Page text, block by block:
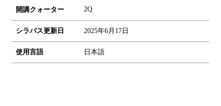
開講クォーター 2Q
シラバス更新日 2025年6月17日
使用言語 日本語